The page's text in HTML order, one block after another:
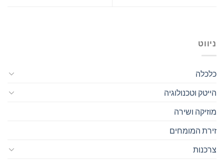
ניווט
כלכלה
הייטק וטכנולוגיה
מוזיקה ושירה
זירת המומחים
צרכנות